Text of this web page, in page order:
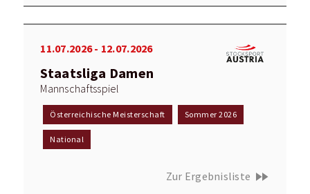
11.07.2026 - 12.07.2026
Staatsliga Damen
Mannschaftsspiel
Österreichische Meisterschaft Sommer 2026
National
Zur Ergebnisliste fast_forward